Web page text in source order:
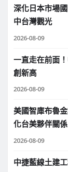
深化日本市場
中台灣觀光
2026-08-09
一直走在前面
創新高
2026-08-09
美國智庫布魯
化台美夥伴關係
2026-08-09
中捷藍線土建